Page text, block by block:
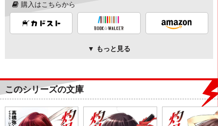
購入はこちらから
▼ もっと見る
このシリーズの文庫